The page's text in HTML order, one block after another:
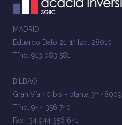
MADRID
Eduardo Dato 21, 1º Izq. 28010
Tfno: 913 083 581
BILBAO
Gran Vía 40 bis - planta 3ª 48009
Tfno: 944 356 740
Fax: 34 944 356 641